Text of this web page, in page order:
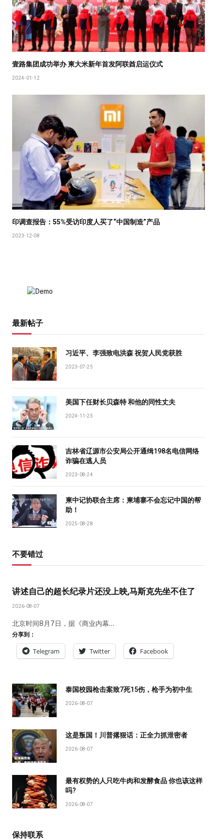
壹路集团成功举办 柬大米新年首发阿联酋启运仪式
2024-01-12
印调查报告：55%受访印度人买了“中国制造”产品
2023-12-08
最新帖子
习近平、李强致电洪森 祝贺人民党获胜
2023-07-25
美国下任财长贝森特 和他的同性丈夫
2024-11-25
吉林省辽源市公安局公开通缉198名电信网络
诈骗在逃人员
2023-08-24
柬中记协联合主席：柬埔寨不会忘记中国的帮
助！
2025-08-28
不要错过
讲述自己的超长纪录片还没上映,马斯克先坐不住了
2026-08-07
北京时间8月7日，据《商业内幕…
分享到：
Telegram Twitter Facebook
泰国校园枪击案致7死15伤，枪手为初中生
2026-08-07
这是叛国！川普撂狠话：正全力抓泄密者
2026-08-07
最有权势的人只吃牛肉和发酵食品 你也该这样
吗?
2026-08-07
保持联系